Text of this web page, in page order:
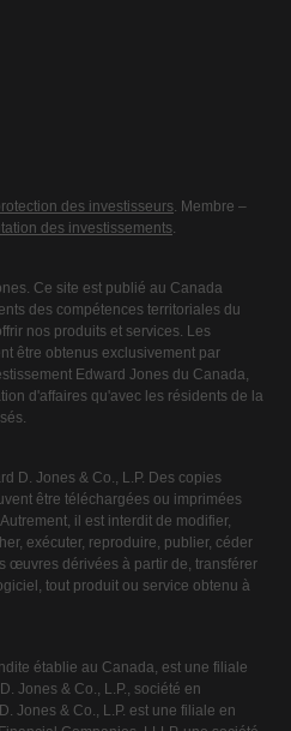
des investisseurs. Membre –
des investissements.
Ce site est publié au Canada
des compétences territoriales du
nos produits et services. Les
être obtenus exclusivement par
Edward Jones du Canada,
d'affaires qu'avec les résidents de la
D. Jones & Co., L.P. Des copies
être téléchargées ou imprimées
il est interdit de modifier,
exécuter, reproduire, publier, céder
œuvres dérivées à partir de, transférer
tout produit ou service obtenu à
établie au Canada, est une filiale
Jones & Co., L.P., société en
Jones & Co., L.P. est une filiale en